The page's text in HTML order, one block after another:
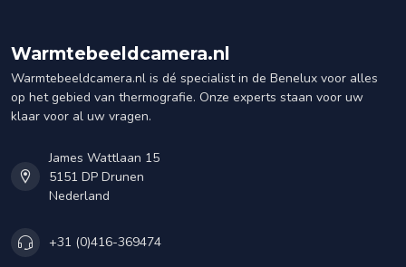
Warmtebeeldcamera.nl
Warmtebeeldcamera.nl is dé specialist in de Benelux voor alles
op het gebied van thermografie. Onze experts staan voor uw
klaar voor al uw vragen.
James Wattlaan 15
5151 DP Drunen
Nederland
+31 (0)416-369474